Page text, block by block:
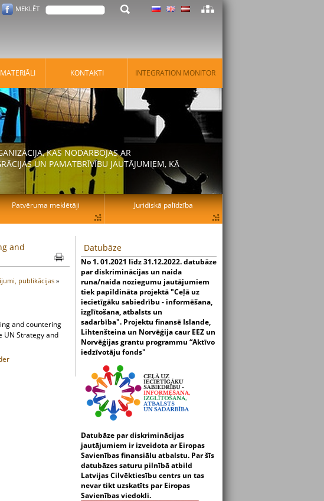
and
publikācijas»
and countering
UN Strategy and
Datubāze
No 1. 01.2021 līdz 31.12.2022. datubāze
par diskriminācijas un naida
runa/naida noziegumu jautājumiem
tiek papildināta projektā "Ceļā uz
iecietīgāku sabiedrību - informēšana,
izglītošana, atbalsts un
sadarbība". Projektu finansē Islande,
Lihtenšteina un Norvēģija caur EEZ un
Norvēģijas grantu programmu “Aktīvo
iedzīvotāju fonds"
Datubāze par diskriminācijas
jautājumiem ir izveidota ar Eiropas
Savienības finansiālu atbalstu. Par šīs
datubāzes saturu pilnībā atbild
Latvijas Cilvēktiesību centrs un tas
nevar tikt uzskatīts par Eiropas
Savienības viedokli.
MEKLĒT
KONTAKTI INTEGRATION MONITOR
KAS NODARBOJAS AR
UN PAMATBRĪVĪBU JAUTĀJUMIEM, KĀ
Patvēruma meklētāji Juridiskā palīdzība